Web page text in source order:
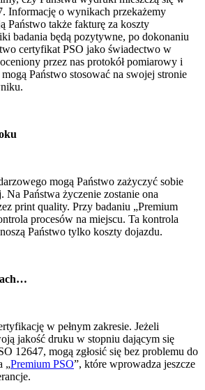
Informację o wynikach przekażemy
Państwo także fakturę za koszty
badania będą pozytywne, po dokonaniu
certyfikat PSO jako świadectwo w
przez nas protokół pomiarowy i
Państwo stosować na swojej stronie
mogą Państwo zażyczyć sobie
Państwa życzenie zostanie ona
print quality. Przy badaniu „Premium
procesów na miejscu. Ta kontrola
Państwo tylko koszty dojazdu.
w pełnym zakresie. Jeżeli
jakość druku w stopniu dającym się
12647, mogą zgłosić się bez problemu do
„Premium PSO”, które wprowadza jeszcze